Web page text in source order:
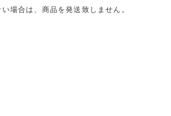
場合は、商品を発送致しません。